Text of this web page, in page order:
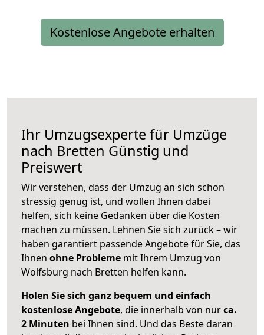
Kostenlose Angebote erhalten
Ihr Umzugsexperte für Umzüge
nach Bretten Günstig und
Preiswert
Wir verstehen, dass der Umzug an sich schon
stressig genug ist, und wollen Ihnen dabei
helfen, sich keine Gedanken über die Kosten
machen zu müssen. Lehnen Sie sich zurück – wir
haben garantiert passende Angebote für Sie, das
Ihnen ohne Probleme mit Ihrem Umzug von
Wolfsburg nach Bretten helfen kann.
Holen Sie sich ganz bequem und einfach
kostenlose Angebote, die innerhalb von nurca.
2 Minuten bei Ihnen sind. Und das Beste daran